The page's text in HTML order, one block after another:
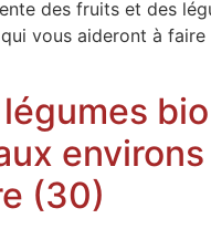
des fruits et des
vous aideront à faire
(30)